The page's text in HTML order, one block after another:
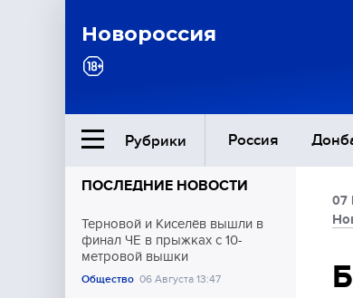
Новороссия
Рубрики Россия
Ближний Восток
Общество
ПОСЛЕДНИЕ НОВОСТИ
Терновой и Киселёв вышли в
финал ЧЕ в прыжках с 10-
метровой вышки
Общество 06 Августа 13:47
07